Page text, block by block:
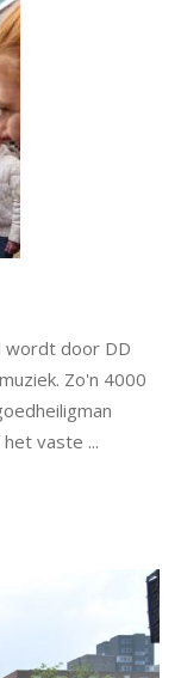
wordt door DD
Zo'n 4000
vaste ...